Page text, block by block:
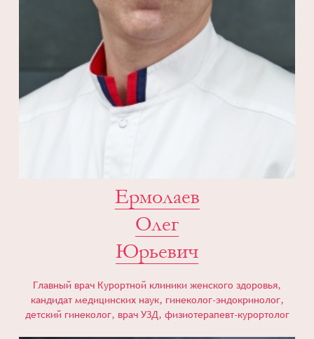
Ермолаев
Олег
Юрьевич
Главный врач Курортной клиники женского здоровья,
кандидат медицинских наук, гинеколог-эндокринолог,
детский гинеколог, врач УЗД, физиотерапевт-курортолог